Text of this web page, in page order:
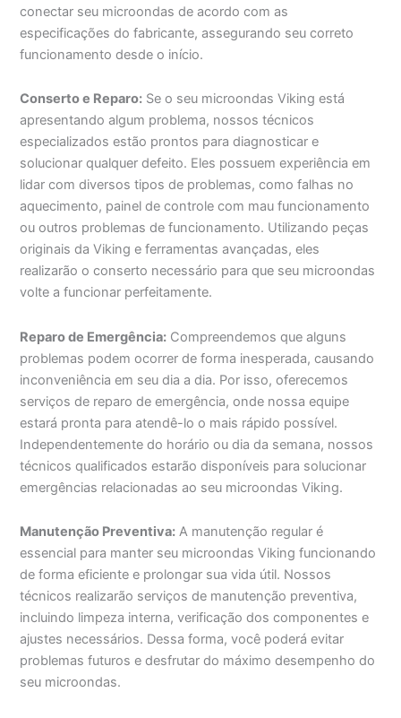
conectar seu microondas de acordo com as
especificações do fabricante, assegurando seu correto
funcionamento desde o início.
Conserto e Reparo: Se o seu microondas Viking está
apresentando algum problema, nossos técnicos
especializados estão prontos para diagnosticar e
solucionar qualquer defeito. Eles possuem experiência em
lidar com diversos tipos de problemas, como falhas no
aquecimento, painel de controle com mau funcionamento
ou outros problemas de funcionamento. Utilizando peças
originais da Viking e ferramentas avançadas, eles
realizarão o conserto necessário para que seu microondas
volte a funcionar perfeitamente.
Reparo de Emergência: Compreendemos que alguns
problemas podem ocorrer de forma inesperada, causando
inconveniência em seu dia a dia. Por isso, oferecemos
serviços de reparo de emergência, onde nossa equipe
estará pronta para atendê-lo o mais rápido possível.
Independentemente do horário ou dia da semana, nossos
técnicos qualificados estarão disponíveis para solucionar
emergências relacionadas ao seu microondas Viking.
Manutenção Preventiva: A manutenção regular é
essencial para manter seu microondas Viking funcionando
de forma eficiente e prolongar sua vida útil. Nossos
técnicos realizarão serviços de manutenção preventiva,
incluindo limpeza interna, verificação dos componentes e
ajustes necessários. Dessa forma, você poderá evitar
problemas futuros e desfrutar do máximo desempenho do
seu microondas.